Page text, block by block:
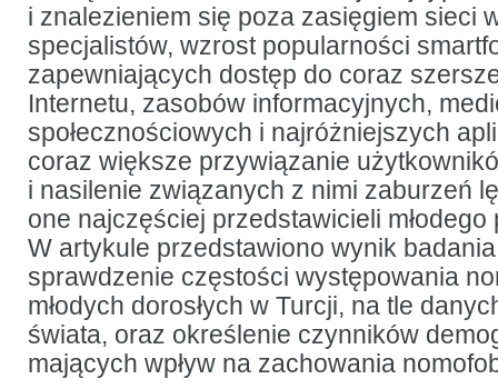
i znalezieniem się poza zasięgiem sieci
specjalistów, wzrost popularności
zapewniających dostęp do coraz
Internetu, zasobów informacyjnych,
społecznościowych i najróżniejszych
coraz większe przywiązanie
i nasilenie związanych z nimi zaburzeń
one najczęściej przedstawicieli młodego
W artykule przedstawiono wynik
sprawdzenie częstości występowania
młodych dorosłych w Turcji, na tle
świata, oraz określenie czynników
mających wpływ na zachowania